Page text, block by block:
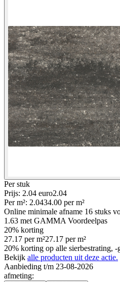
Per stuk
Prijs: 2.04 euro2.04
Per m²: 2.0434.00 per m²
Online minimale afname 16 stuks
1.63 met GAMMA Voordeelpas
20% korting
27.17 per m²27.17 per m²
20% korting op alle sierbestrating,
Bekijk alle producten uit deze actie.
Aanbieding t/m 23-08-2026
afmeting: